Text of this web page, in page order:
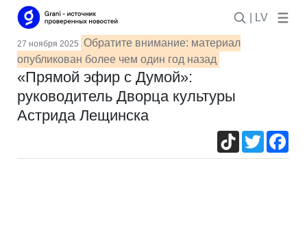
| LV
27 ноября 2025 Обратите внимание: материал
опубликован более чем один год назад
«Прямой эфир с Думой»:
руководитель Дворца культуры
Астрида Лещинска
TikTokTwitter